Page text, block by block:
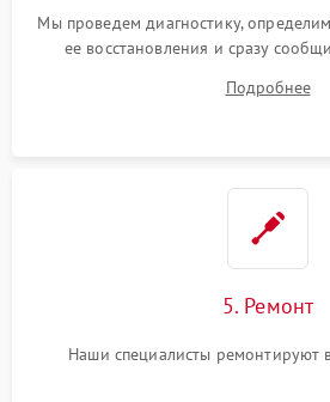
Мы проведем диагностику,
ее восстановления и сразу
Подробнее
5. Ремонт
Наши специалисты ремонтируют